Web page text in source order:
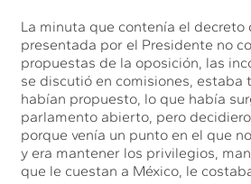
La minuta que contenía el decreto
presentada por el Presidente no
propuestas de la oposición, las
se discutió en comisiones, estaba
habían propuesto, lo que había
parlamento abierto, pero
porque venía un punto en el que
y era mantener los privilegios,
que le cuestan a México, le